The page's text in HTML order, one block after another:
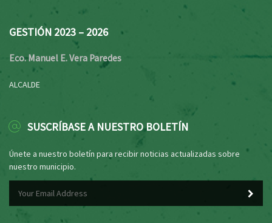
GESTIÓN 2023 – 2026
Eco. Manuel E. Vera Paredes
ALCALDE
SUSCRÍBASE A NUESTRO BOLETÍN
Únete a nuestro boletín para recibir noticias actualizadas sobre
nuestro municipio.